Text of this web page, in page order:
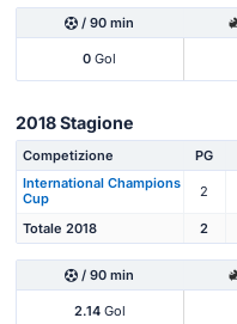
/ 90 min
0 Gol
2018 Stagione
Competizione PG
International Champions
Cup
2
Totale 2018 2
/ 90 min
2.14Gol